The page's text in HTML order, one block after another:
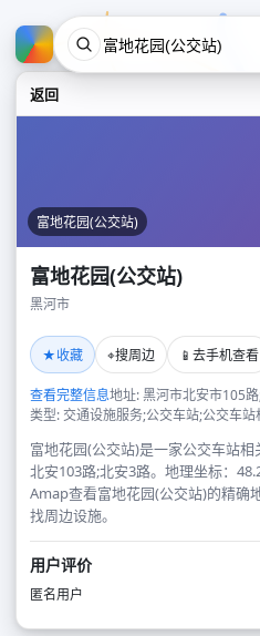
返回
富地花园(公交站)
富地花园(公交站)
黑河市
★收藏 ⌖搜周边 📱 去手机查看
查看完整信息地址: 黑河市北安市105
类型: 交通设施服务;公交车站;公交车站
富地花园(公交站)是一家公交车站
北安103路;北安3路。地理坐标：
Amap查看富地花园(公交站)的精确
找周边设施。
用户评价
匿名用户